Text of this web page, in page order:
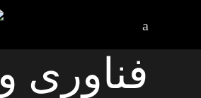
فناوری و